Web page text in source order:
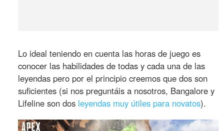
Lo ideal teniendo en cuenta las horas de juego es
conocer las habilidades de todas y cada una de las
leyendas pero por el principio creemos que dos son
suficientes (si nos preguntáis a nosotros, Bangalore y
Lifeline son dos leyendas muy útiles para novatos).